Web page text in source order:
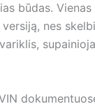
būdas.
nes